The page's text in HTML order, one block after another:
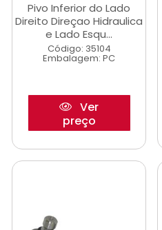
Pivo Inferior do Lado
Direito Direçao Hidraulica
e Lado Esqu...
Código: 35104
Embalagem: PC
Ver
preço